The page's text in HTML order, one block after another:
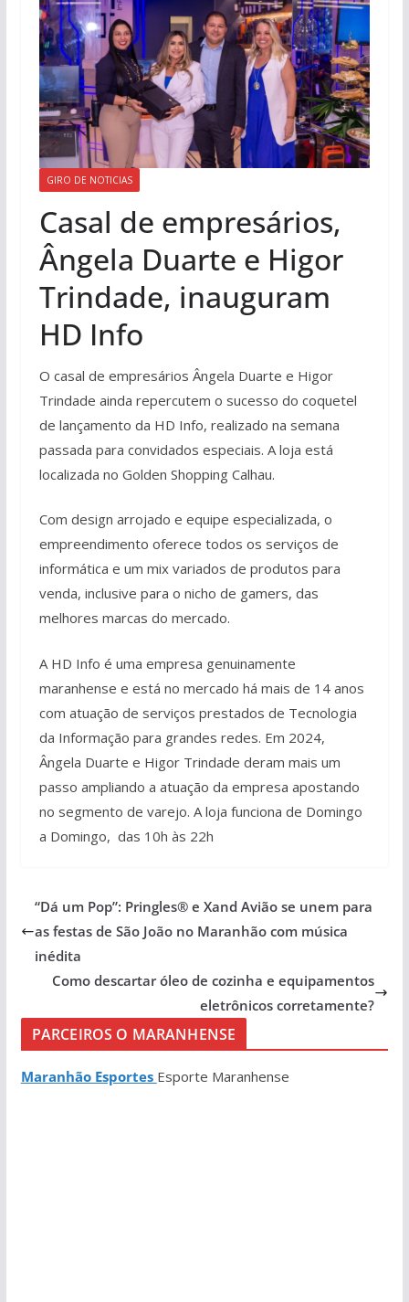
GIRO DE NOTICIAS
Casal de empresários,
Ângela Duarte e Higor
Trindade, inauguram
HD Info
O casal de empresários Ângela Duarte e Higor
Trindade ainda repercutem o sucesso do coquetel
de lançamento da HD Info, realizado na semana
passada para convidados especiais. A loja está
localizada no Golden Shopping Calhau.
Com design arrojado e equipe especializada, o
empreendimento oferece todos os serviços de
informática e um mix variados de produtos para
venda, inclusive para o nicho de gamers, das
melhores marcas do mercado.
A HD Info é uma empresa genuinamente
maranhense e está no mercado há mais de 14 anos
com atuação de serviços prestados de Tecnologia
da Informação para grandes redes. Em 2024,
Ângela Duarte e Higor Trindade deram mais um
passo ampliando a atuação da empresa apostando
no segmento de varejo. A loja funciona de Domingo
a Domingo, das 10h às 22h
“Dá um Pop”: Pringles® e Xand Avião se unem para
as festas de São João no Maranhão com música
inédita
Como descartar óleo de cozinha e equipamentos
eletrônicos corretamente?
PARCEIROS O MARANHENSE
Maranhão Esportes Esporte Maranhense